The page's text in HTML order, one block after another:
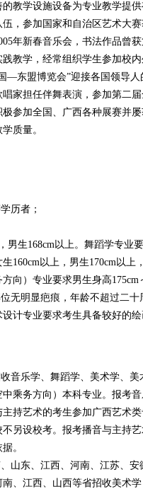
教学设施设备为专业教学提
，参加国家和自治区艺术大
年新春音乐会，书法作品曾
教学，经常组织学生参加校
—东盟博览会”迎接各国领导
家担任伴舞表演，参加第二
参加全国、广西各种展赛并
质量。
历者；
男生168cm以上。舞蹈学专业
160cm以上，男生170cm以
向）专业要求男生身高175cm
无明显疤痕，年龄不超过二十
计专业要求考生具备较好的
音乐学、舞蹈学、美术学、
乘务方向）本科专业。报考
主持艺术的考生参加广西艺术
另设校考。报考播音与主持
。
山东、江西、河南、江苏、
、江西、山西等省招收美术